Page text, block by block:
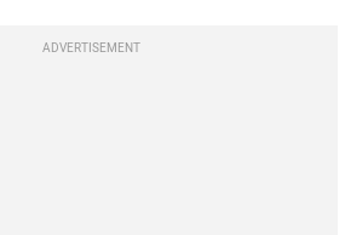
ADVERTISEMENT